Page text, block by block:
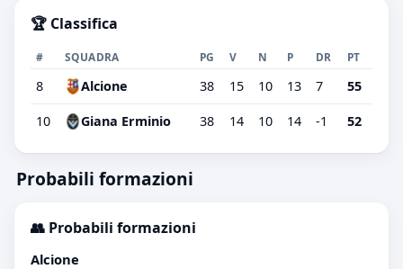
🏆 Classifica
# SQUADRA PG V N P DR PT
8 Alcione 38 15 10 13 7 55
10 Giana Erminio 38 14 10 14 -1 52
Probabili formazioni
👥 Probabili formazioni
Alcione